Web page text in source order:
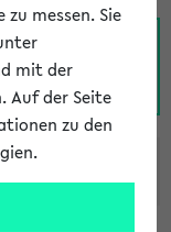
O
Y
Z
messen. Sie
mit der
Auf der Seite
zu den